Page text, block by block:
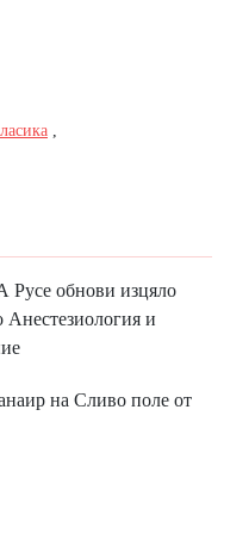
обнови изцяло
Анестезиология и
на Сливо поле от